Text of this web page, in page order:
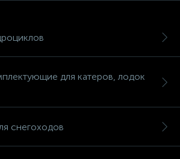
для катеров, лодок
снегоходов